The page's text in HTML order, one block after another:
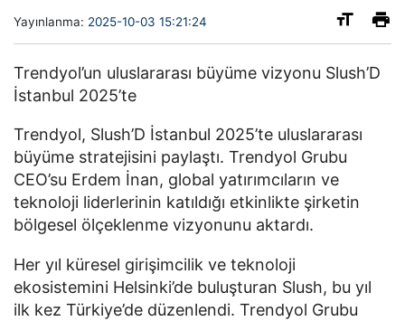
Yayınlanma: 2025-10-03 15:21:24
Trendyol’un uluslararası büyüme vizyonu Slush’D
İstanbul 2025’te
Trendyol, Slush’D İstanbul 2025’te uluslararası
büyüme stratejisini paylaştı. Trendyol Grubu
CEO’su Erdem İnan, global yatırımcıların ve
teknoloji liderlerinin katıldığı etkinlikte şirketin
bölgesel ölçeklenme vizyonunu aktardı.
Her yıl küresel girişimcilik ve teknoloji
ekosistemini Helsinki’de buluşturan Slush, bu yıl
ilk kez Türkiye’de düzenlendi. Trendyol Grubu